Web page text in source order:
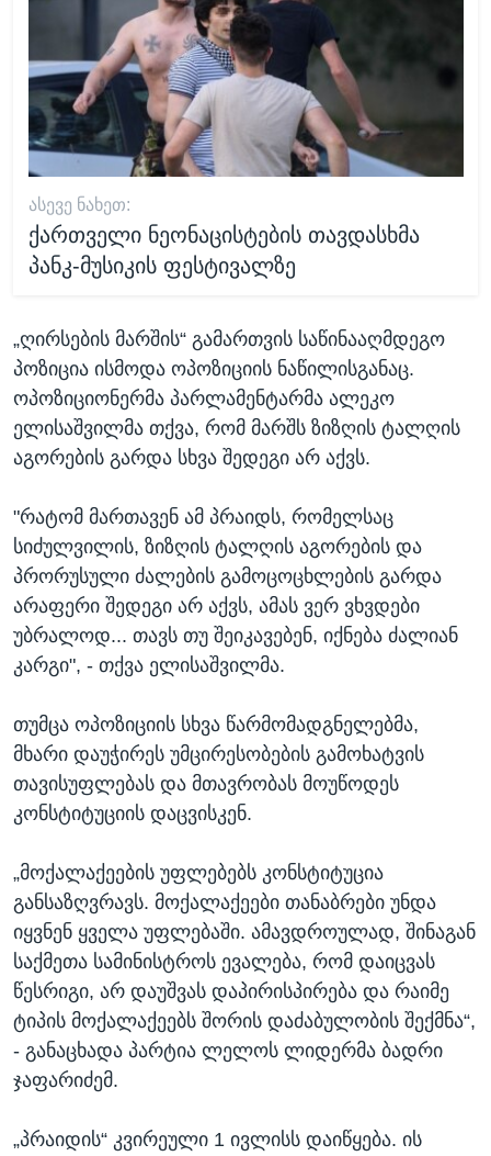
ᲐᲡᲔᲕᲔ ᲜᲐᲮᲔᲗ:
ქართველი ნეონაცისტების თავდასხმა
პანკ-მუსიკის ფესტივალზე
„ღირსების მარშის“ გამართვის საწინააღმდეგო
პოზიცია ისმოდა ოპოზიციის ნაწილისგანაც.
ოპოზიციონერმა პარლამენტარმა ალეკო
ელისაშვილმა თქვა, რომ მარშს ზიზღის ტალღის
აგორების გარდა სხვა შედეგი არ აქვს.
"რატომ მართავენ ამ პრაიდს, რომელსაც
სიძულვილის, ზიზღის ტალღის აგორების და
პრორუსული ძალების გამოცოცხლების გარდა
არაფერი შედეგი არ აქვს, ამას ვერ ვხვდები
უბრალოდ... თავს თუ შეიკავებენ, იქნება ძალიან
კარგი", - თქვა ელისაშვილმა.
თუმცა ოპოზიციის სხვა წარმომადგნელებმა,
მხარი დაუჭირეს უმცირესობების გამოხატვის
თავისუფლებას და მთავრობას მოუწოდეს
კონსტიტუციის დაცვისკენ.
„მოქალაქეების უფლებებს კონსტიტუცია
განსაზღვრავს. მოქალაქეები თანაბრები უნდა
იყვნენ ყველა უფლებაში. ამავდროულად, შინაგან
საქმეთა სამინისტროს ევალება, რომ დაიცვას
წესრიგი, არ დაუშვას დაპირისპირება და რაიმე
ტიპის მოქალაქეებს შორის დაძაბულობის შექმნა“,
- განაცხადა პარტია ლელოს ლიდერმა ბადრი
ჯაფარიძემ.
„პრაიდის“ კვირეული 1 ივლისს დაიწყება. ის